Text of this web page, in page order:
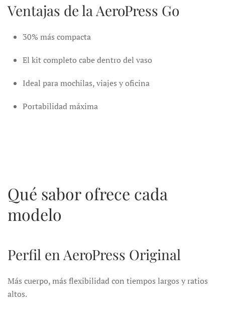
Ventajas de la AeroPress Go
30% más compacta
El kit completo cabe dentro del vaso
Ideal para mochilas, viajes y oficina
Portabilidad máxima
Qué sabor ofrece cada
modelo
Perfil en AeroPress Original
Más cuerpo, más flexibilidad con tiempos largos y ratios
altos.